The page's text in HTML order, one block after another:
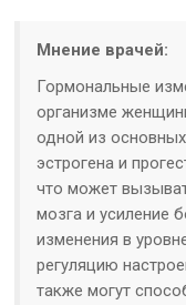
Мнение врачей:
Гормональные
организме
одной из
эстрогена и
что может
мозга и усиление
изменения в
регуляцию
также могут